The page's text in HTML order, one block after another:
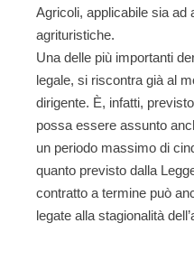
Agricoli, applicabile sia ad
agrituristiche.
Una delle più importanti
legale, si riscontra già al
dirigente. È, infatti,
possa essere assunto
un periodo massimo di
quanto previsto dalla
contratto a termine può
legate alla stagionalità